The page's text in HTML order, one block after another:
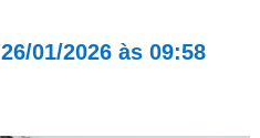
26/01/2026 às 09:58